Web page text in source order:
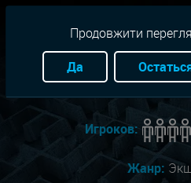
Город:
Игроков:
Жанр:
Продовжити
Да